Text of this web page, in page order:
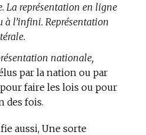
La représentation en ligne
à l’infini. Représentation
nationale,
par la nation ou par
faire les lois ou pour
des fois.
aussi, Une sorte